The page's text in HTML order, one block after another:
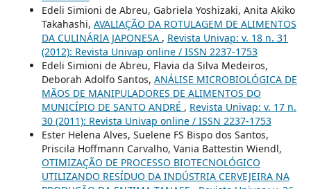
Edeli Simioni de Abreu, Gabriela Yoshizaki, Anita Akiko
Takahashi, AVALIAÇÃO DA ROTULAGEM DE ALIMENTOS
DA CULINÁRIA JAPONESA , Revista Univap: v. 18 n. 31
(2012): Revista Univap online / ISSN 2237-1753
Edeli Simioni de Abreu, Flavia da Silva Medeiros,
Deborah Adolfo Santos, ANÁLISE MICROBIOLÓGICA DE
MÃOS DE MANIPULADORES DE ALIMENTOS DO
MUNICÍPIO DE SANTO ANDRÉ , Revista Univap: v. 17 n.
30 (2011): Revista Univap online / ISSN 2237-1753
Ester Helena Alves, Suelene FS Bispo dos Santos,
Priscila Hoffmann Carvalho, Vania Battestin Wiendl,
OTIMIZAÇÃO DE PROCESSO BIOTECNOLÓGICO
UTILIZANDO RESÍDUO DA INDÚSTRIA CERVEJEIRA NA